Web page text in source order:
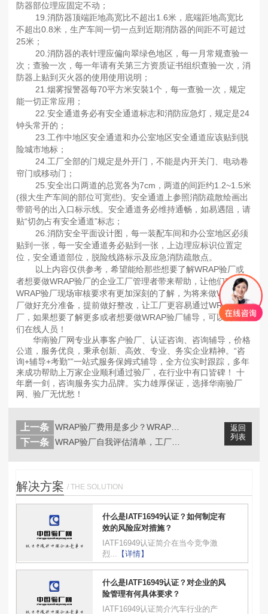
防器部位理应固定不动；
19.消防器顶端距地高宽比不超出1.6米，底端距地高宽比
不超出0.8米，生产车间一切一点到近期消防器的间距不可超过
25米；
20.消防器的表针理应偏向翠绿色地区，每一月常规查验一
次；查验一次，每一年请有关第三方资质证书组织查验一次，消
防器上贴到灭火器的使用使用说明；
21.烟雾报警器每70平方米安裝1个，每一查验一次，规定
能一切正常应用；
22.安全通道务必有安全通道标志和消防应急灯，规定是24
钟头常开的；
23.工作中地区安全通道和办公室地区安全通道应该贴到脱
险城市地标；
24.工厂全部的门规定是外开门，不能是内开关门、电动卷
帘门或移动门；
25.安全出口两道的总宽各为7cm，两道的间距约1.2~1.5米
(很大生产车间的部位可宽些)。安全通道上参照消防疏散绘画出
带箭号的出入口标示线。安全通道务必维持通畅，如易遇阻，请
贴“切勿占有安全通道”标志；
26.消防安全平面设计图，每一装配车间和办公室地区必须
贴到一张，每一安全通道务必贴到一张，上边理应标识位置定
位，安全通道部位，脱险线路标示及应急消防疏散点。
以上内容仅供参考，希望能给那些想要了解WRAP验厂或
者想要做WRAP验厂的企业工厂管理者带来帮助，让他们对
WRAP验厂现场审核要求有更加深刻的了解，为将来做WRAP验
厂做好充分准备，提前做好整改，让工厂更容易通过WRAP验
厂，如果想要了解更多或者想要做WRAP验厂辅导，可以咨询我
们在线人员！
华南验厂网专业从事客户验厂、认证咨询、咨询辅导，价格
公道，服务优良，秉承创新、高效、专业、务实企业精神。“咨
询+辅导+考勤"”一站式服务保姆式辅导，全方位实时跟踪，多年
来成功帮助上万家企业顺利通过验厂，在行业中有口皆碑！ 十
年磨一剑，咨询服务实力品牌。实力雄厚保证，选择华南验厂
网、验厂无忧愁！
返回
列表
上一条
下一条
解决方案 / THE SOLUTION
什么是IATF16949认证？如何制定有
效的风险应对措施？
IATF16949认证简介在当今竞争激
烈...
【详情】
什么是IATF16949认证？对企业的风
险管理有何具体要求？
IATF16949认证简介汽车行业的产